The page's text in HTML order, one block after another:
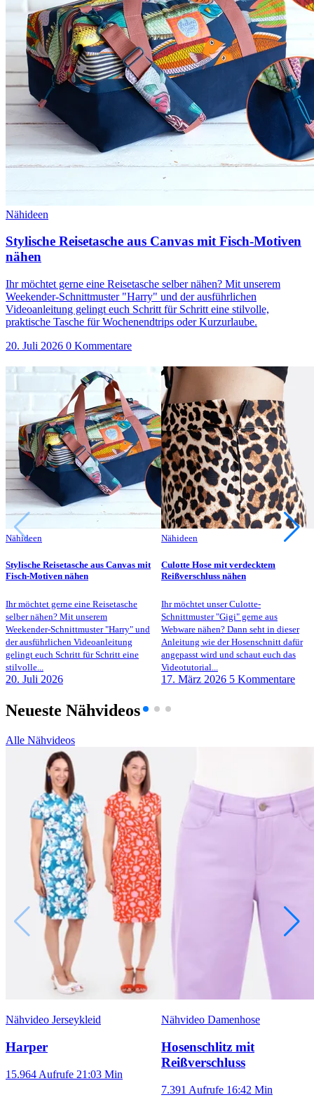
Nähideen
Stylische Reisetasche aus Canvas mit Fisch-Motiven
nähen
Ihr möchtet gerne eine Reisetasche selber nähen? Mit unserem
Weekender-Schnittmuster "Harry" und der ausführlichen
Videoanleitung gelingt euch Schritt für Schritt eine stilvolle,
praktische Tasche für Wochenendtrips oder Kurzurlaube.
20. Juli 2026 0 Kommentare
Nähideen
Stylische Reisetasche aus Canvas mit
Fisch-Motiven nähen
Ihr möchtet gerne eine Reisetasche
selber nähen? Mit unserem
Weekender-Schnittmuster "Harry" und
der ausführlichen Videoanleitung
gelingt euch Schritt für Schritt eine
stilvolle...
20. Juli 2026
Nähideen
Culotte Hose mit verdecktem
Reißverschluss nähen
Ihr möchtet unser Culotte-
Schnittmuster "Gigi" gerne aus
Webware nähen? Dann seht in dieser
Anleitung wie der Hosenschnitt dafür
angepasst wird und schaut euch das
Videotutorial...
17. März 2026 5 Kommentare
Neueste Nähvideos
Alle Nähvideos
Nähvideo Jerseykleid
Harper
15.964 Aufrufe 21:03 Min
Nähvideo Damenhose
Hosenschlitz mit
Reißverschluss
7.391 Aufrufe 16:42 Min